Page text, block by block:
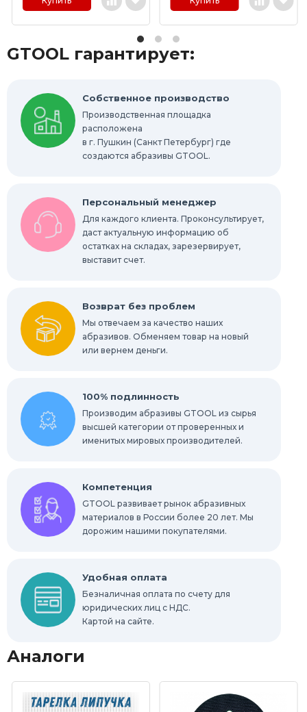
Новинки
Распродажа Выгодная цена
Шлифовально-полировальные станки
Запасные части
GTOOL гарантирует:
Собственное производство
Производственная площадка
расположена
в г. Пушкин (Санкт Петербург) где
создаются абразивы GTOOL.
Персональный менеджер
Для каждого клиента. Проконсультирует,
даст актуальную информацию об
остатках на складах, зарезервирует,
выставит счет.
Возврат без проблем
Мы отвечаем за качество наших
абразивов. Обменяем товар на новый
или вернем деньги.
100% подлинность
Производим абразивы GTOOL из сырья
высшей категории от проверенных и
именитых мировых производителей.
Компетенция
GTOOL развивает рынок абразивных
материалов в России более 20 лет. Мы
дорожим нашими покупателями.
Удобная оплата
Безналичная оплата по счету для
юридических лиц с НДС.
Картой на сайте.
Аналоги